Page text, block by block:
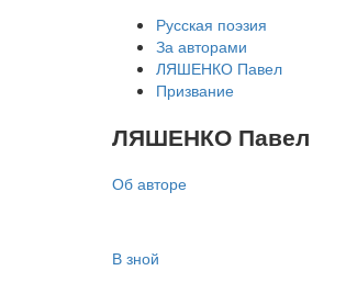
Русская поэзия
За авторами
ЛЯШЕНКО Павел
Призвание
ЛЯШЕНКО Павел
Об авторе
В зной